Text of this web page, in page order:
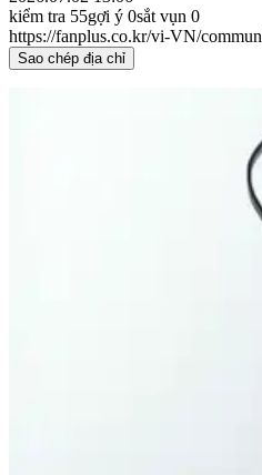
kiểm tra 55gợi ý 0sắt vụn 0
https://fanplus.co.kr/vi-VN/
Sao chép địa chỉ